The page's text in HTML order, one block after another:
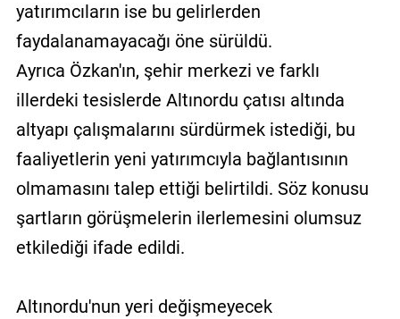
yatırımcıların ise bu gelirlerden
faydalanamayacağı öne sürüldü.
Ayrıca Özkan'ın, şehir merkezi ve farklı
illerdeki tesislerde Altınordu çatısı altında
altyapı çalışmalarını sürdürmek istediği, bu
faaliyetlerin yeni yatırımcıyla bağlantısının
olmamasını talep ettiği belirtildi. Söz konusu
şartların görüşmelerin ilerlemesini olumsuz
etkilediği ifade edildi.
Altınordu'nun yeri değişmeyecek